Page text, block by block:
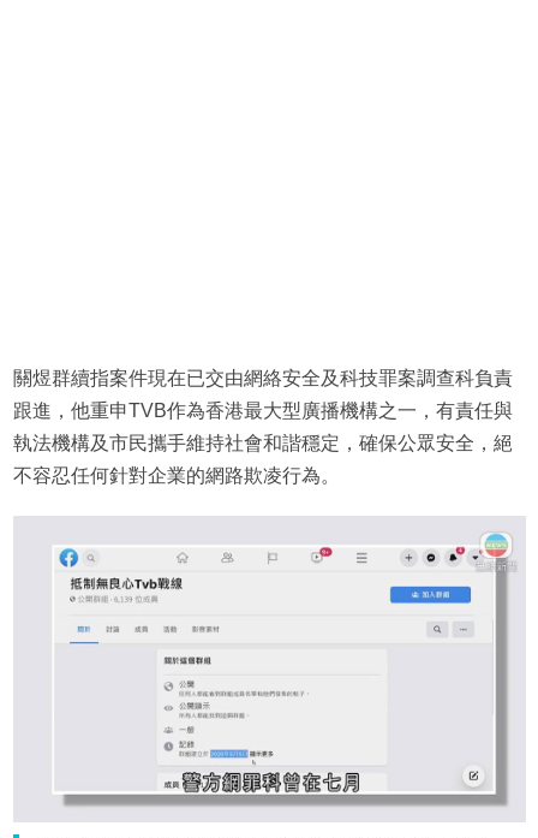
關煜群續指案件現在已交由網絡安全及科技罪案調查科負責
跟進，他重申TVB作為香港最大型廣播機構之一，有責任與
執法機構及市民攜手維持社會和諧穩定，確保公眾安全，絕
不容忍任何針對企業的網路欺凌行為。